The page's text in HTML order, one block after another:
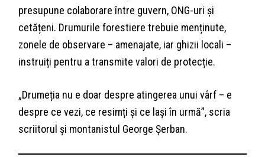
presupune colaborare între guvern, ONG-uri și
cetățeni. Drumurile forestiere trebuie menținute,
zonele de observare – amenajate, iar ghizii locali –
instruiți pentru a transmite valori de protecție.
„Drumeția nu e doar despre atingerea unui vârf – e
despre ce vezi, ce resimți și ce lași în urmă”, scria
scriitorul și montanistul George Șerban.